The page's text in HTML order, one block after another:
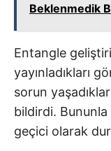
Beklenmedik
Entangle
yayınladıkları
sorun
bildirdi.
geçici olarak